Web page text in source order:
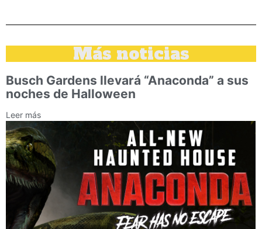
Más noticias
Busch Gardens llevará “Anaconda” a sus
noches de Halloween
Leer más